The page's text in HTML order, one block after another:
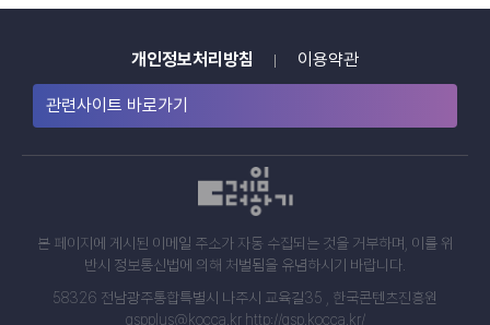
개인정보처리방침 이용약관
관련사이트 바로가기
본 페이지에 게시된 이메일 주소가 자동 수집되는 것을 거부하며, 이를 위
반시 정보통신법에 의해 처벌됨을 유념하시기 바랍니다.
58326 전남광주통합특별시 나주시 교육길35 , 한국콘텐츠진흥원
gspplus@kocca.kr http://gsp.kocca.kr/